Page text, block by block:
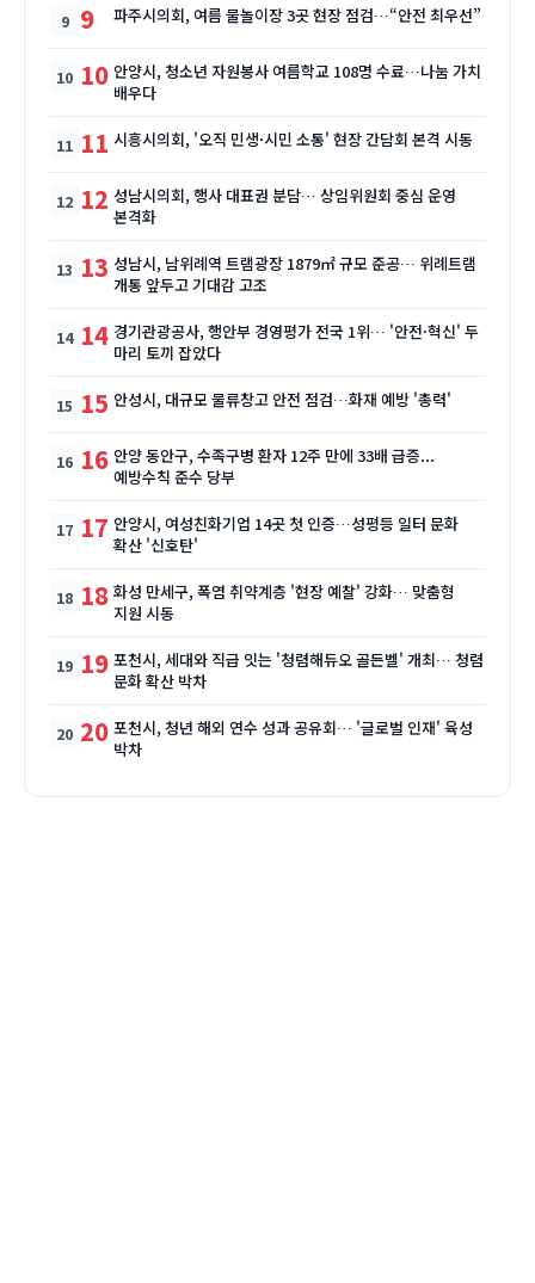
9 파주시의회, 여름 물놀이장 3곳 현장 점검…“안전 최우선”
10 안양시, 청소년 자원봉사 여름학교 108명 수료…나눔 가치
배우다
11 시흥시의회, '오직 민생·시민 소통' 현장 간담회 본격 시동
12 성남시의회, 행사 대표권 분담… 상임위원회 중심 운영
본격화
13 성남시, 남위례역 트램광장 1879㎡ 규모 준공… 위례트램
개통 앞두고 기대감 고조
14 경기관광공사, 행안부 경영평가 전국 1위… '안전·혁신' 두
마리 토끼 잡았다
15 안성시, 대규모 물류창고 안전 점검…화재 예방 '총력'
16 안양 동안구, 수족구병 환자 12주 만에 33배 급증...
예방수칙 준수 당부
17 안양시, 여성친화기업 14곳 첫 인증…성평등 일터 문화
확산 '신호탄'
18 화성 만세구, 폭염 취약계층 '현장 예찰' 강화… 맞춤형
지원 시동
19 포천시, 세대와 직급 잇는 '청렴해듀오 골든벨' 개최… 청렴
문화 확산 박차
20 포천시, 청년 해외 연수 성과 공유회… '글로벌 인재' 육성
박차